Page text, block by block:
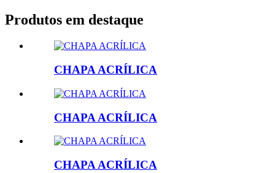
Produtos em destaque
CHAPA ACRÍLICA
CHAPA ACRÍLICA
CHAPA ACRÍLICA